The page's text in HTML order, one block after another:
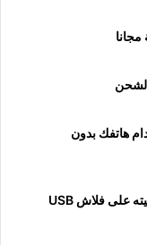
هاتفك بدون
تحميل نسخة MacOS Sierra برابط مباشر و تثبيته على فلاش USB